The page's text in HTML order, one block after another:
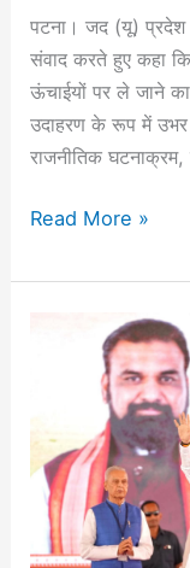
पटना। जद (यू) प्रदेश
संवाद करते हुए कहा कि
ऊंचाईयों पर ले जाने का
उदाहरण के रूप में
राजनीतिक घटनाक्रम,
Read More »
सरावगी
नए
मंत्रियों